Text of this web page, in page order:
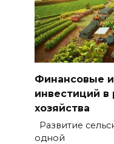
Финансовые
инвестиций в
хозяйства
Развитие
одной